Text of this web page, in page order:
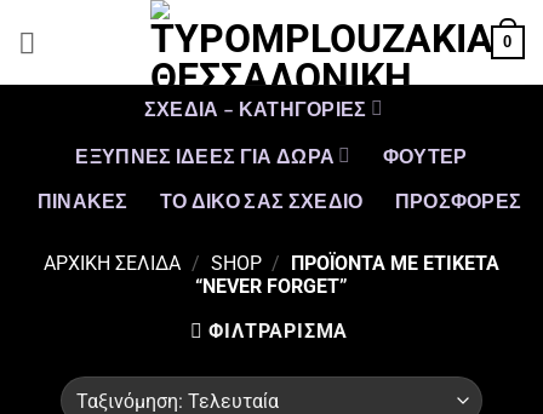
0
ΣΧΕΔΙΑ – ΚΑΤΗΓΟΡΙΕΣ
ΕΞΥΠΝΕΣ ΙΔΕΕΣ ΓΙΑ ΔΩΡΑ
ΦΟΥΤΕΡ
ΠΙΝΑΚΕΣ
ΤΟ ΔΙΚΟ ΣΑΣ ΣΧΕΔΙΟ ΠΡΟΣΦΟΡΈΣ
ΑΡΧΙΚΉ ΣΕΛΊΔΑ / SHOP / ΠΡΟΪΌΝΤΑ ΜΕ ΕΤΙΚΈΤΑ
“NEVER FORGET”
ΦΙΛΤΡΆΡΙΣΜΑ